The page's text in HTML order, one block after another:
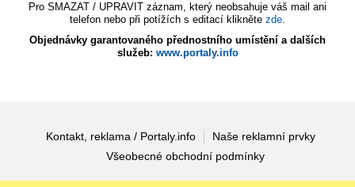
Pro SMAZAT / UPRAVIT záznam, který neobsahuje váš mail ani
telefon nebo při potížích s editací klikněte zde.
Objednávky garantovaného přednostního umístění a dalších
služeb: www.portaly.info
Kontakt, reklama / Portaly.info
Naše reklamní prvky
Všeobecné obchodní podmínky